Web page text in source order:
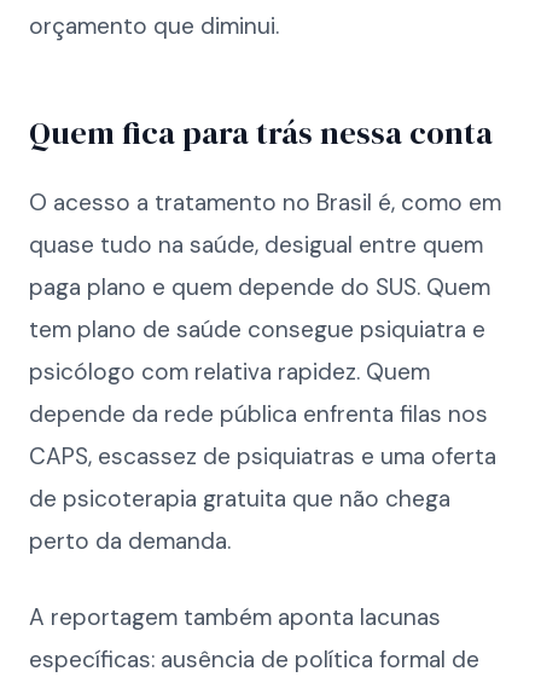
orçamento que diminui.
Quem fica para trás nessa conta
O acesso a tratamento no Brasil é, como em
quase tudo na saúde, desigual entre quem
paga plano e quem depende do SUS. Quem
tem plano de saúde consegue psiquiatra e
psicólogo com relativa rapidez. Quem
depende da rede pública enfrenta filas nos
CAPS, escassez de psiquiatras e uma oferta
de psicoterapia gratuita que não chega
perto da demanda.
A reportagem também aponta lacunas
específicas: ausência de política formal de